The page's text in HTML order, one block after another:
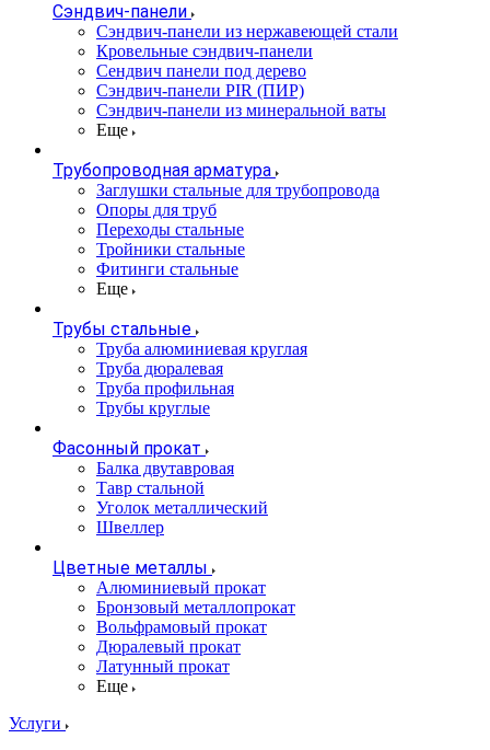
Сэндвич-панели
Cэндвич-панели из нержавеющей стали
Кровельные сэндвич-панели
Сендвич панели под дерево
Сэндвич-панели PIR (ПИР)
Сэндвич-панели из минеральной ваты
Еще
Трубопроводная арматура
Заглушки стальные для трубопровода
Опоры для труб
Переходы стальные
Тройники стальные
Фитинги стальные
Еще
Трубы стальные
Труба алюминиевая круглая
Труба дюралевая
Труба профильная
Трубы круглые
Фасонный прокат
Балка двутавровая
Тавр стальной
Уголок металлический
Швеллер
Цветные металлы
Алюминиевый прокат
Бронзовый металлопрокат
Вольфрамовый прокат
Дюралевый прокат
Латунный прокат
Еще
Услуги